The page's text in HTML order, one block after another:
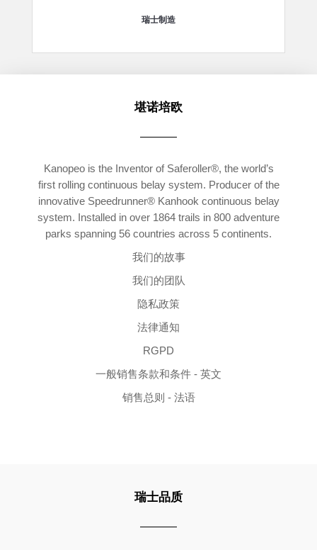
瑞士制造
堪诺培欧
Kanopeo is the Inventor of Saferoller®, the world’s
first rolling continuous belay system. Producer of the
innovative Speedrunner® Kanhook continuous belay
system. Installed in over 1864 trails in 800 adventure
parks spanning 56 countries across 5 continents.
我们的故事
我们的团队
隐私政策
法律通知
RGPD
一般销售条款和条件 - 英文
销售总则 - 法语
瑞士品质